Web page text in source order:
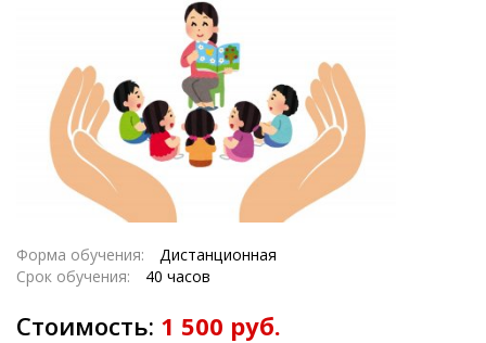
Форма обучения:
Дистанционная
Срок обучения:
40 часов
Стоимость: 1 500 руб.